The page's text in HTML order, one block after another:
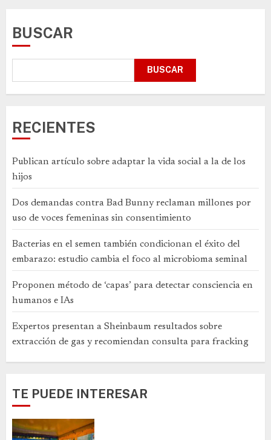
BUSCAR
BUSCAR
RECIENTES
Publican artículo sobre adaptar la vida social a la de los
hijos
Dos demandas contra Bad Bunny reclaman millones por
uso de voces femeninas sin consentimiento
Bacterias en el semen también condicionan el éxito del
embarazo: estudio cambia el foco al microbioma seminal
Proponen método de ‘capas’ para detectar consciencia en
humanos e IAs
Expertos presentan a Sheinbaum resultados sobre
extracción de gas y recomiendan consulta para fracking
TE PUEDE INTERESAR